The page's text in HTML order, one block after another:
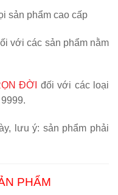
sản phẩm cao cấp
với các sản phẩm nằm
ĐỜI đối với các loại
lưu ý: sản phẩm phải
PHẨM